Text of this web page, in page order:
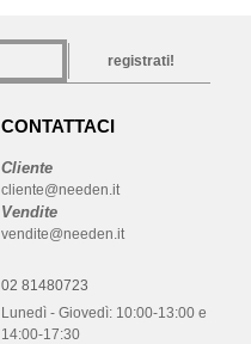
registrati!
CONTATTACI
Cliente
cliente@needen.it
Vendite
vendite@needen.it
02 81480723
Lunedì - Giovedì: 10:00-13:00 e
14:00-17:30